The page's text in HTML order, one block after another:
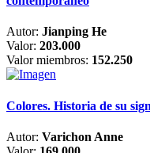
Autor: Jianping He
Valor: 203.000
Valor miembros: 152.250
Colores. Historia de su
Autor: Varichon Anne